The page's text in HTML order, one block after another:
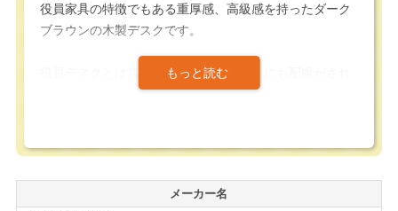
役員家具の特徴でもある重厚感、高級感を持ったダーク
ブラウンの木製デスクです。
役員デスクとは言え、使い心地、機能目にも配慮がされ
また、デスク天板上には、大型のコードホールが装備さ
れており、背面の収納へのアクセスを可能にしていま
メーカー名